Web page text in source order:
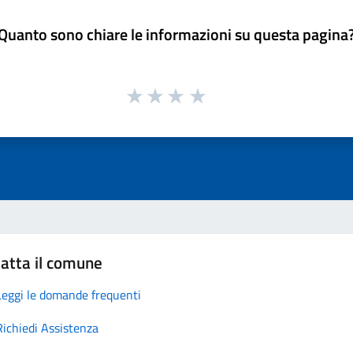
sono chiare le informazioni su questa
il comune
le domande frequenti
Assistenza